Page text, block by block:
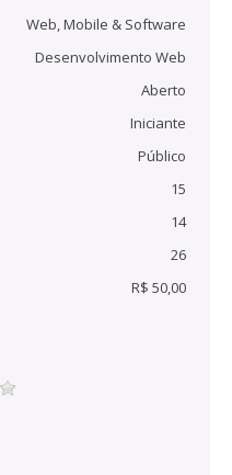
Web, Mobile & Software
Desenvolvimento Web
Aberto
Iniciante
Público
15
14
26
R$ 50,00